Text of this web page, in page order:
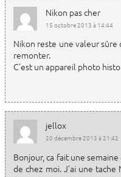
Nikon pas cher
15 octobre 2013 à 14:44
Nikon reste une valeur sûre
remonter.
C’est un appareil photo
jellox
20 décembre 2013 à 21:42
Bonjour, ca fait une
de chez moi. J’ai une